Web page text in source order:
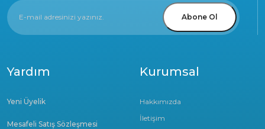
Abone Ol
Kurumsal
Hakkımızda
İletişim
Yardım
Yeni Üyelik
Mesafeli Satış Sözleşmesi